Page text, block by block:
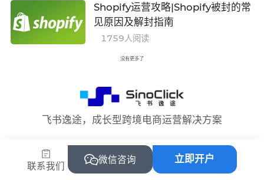
Shopify运营攻略|Shopify被封的常
见原因及解封指南
1759人阅读
没有更多了
飞书逸途，成长型跨境电商运营解决方案
联系我们
微信咨询 立即开户